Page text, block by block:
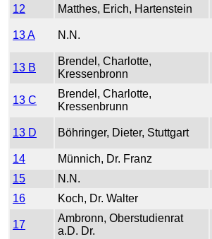
12 Matthes, Erich, Hartenstein
13 A N.N.
13 B
Brendel, Charlotte,
Kressenbronn
13 C
Brendel, Charlotte,
Kressenbrunn
13 D Böhringer, Dieter, Stuttgart
14 Münnich, Dr. Franz
15
N.N.
16
Koch, Dr. Walter
17
Ambronn, Oberstudienrat
a.D. Dr.